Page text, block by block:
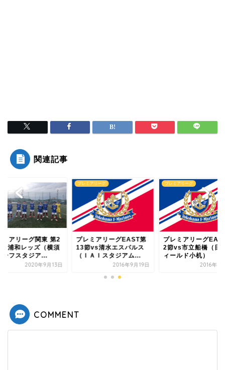
関連記事
ミアリーグ関東 第2
浦和レッズ（横須
ーフスタジア...
2020年9月13日
プレミアリーグ
プレミアリーグEAST第
13節vs清水エスパルス
（ＩＡＩスタジアム...
2016年9月19日
プレミアリーグ
プレミアリーグ
2節vs市立船橋（日
ィールド小机）
2016年4
COMMENT